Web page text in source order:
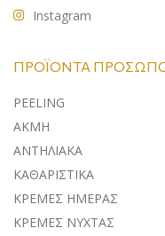
Instagram
ΠΡΟΪΌΝΤΑ
PEELING
ΑΚΜΗ
ΑΝΤΗΛΙΑΚA
ΚΑΘΑΡΙΣΤΙΚΑ
ΚΡΕΜΕΣ ΗΜΕΡΑΣ
ΚΡΕΜΕΣ ΝΥΧΤΑΣ